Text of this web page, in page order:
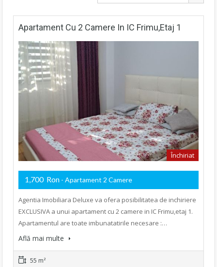
Apartament Cu 2 Camere In IC Frimu,etaj 1
Închiriat
1,700 Ron - Apartament 2 Camere
Agentia Imobiliara Deluxe va ofera posibilitatea de inchiriere
EXCLUSIVA a unui apartament cu 2 camere in IC Frimu,etaj 1.
Apartamentul are toate imbunatatirile necesare :…
Află mai multe
55 m²